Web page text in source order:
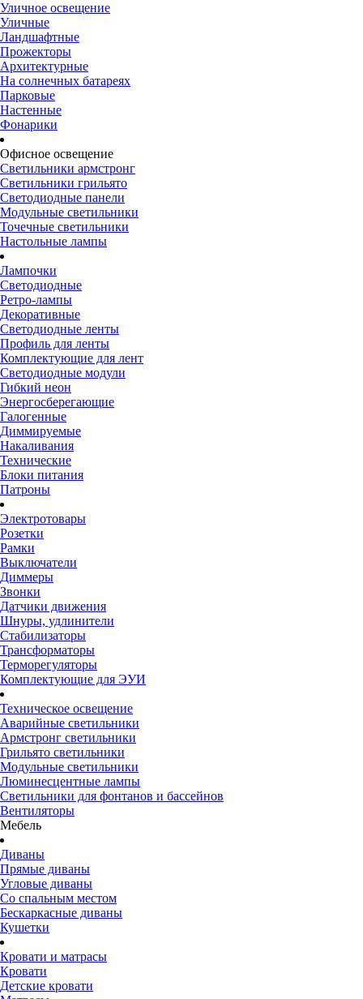
Уличное освещение
Уличные
Ландшафтные
Прожекторы
Архитектурные
На солнечных батареях
Парковые
Настенные
Фонарики
Офисное освещение
Светильники армстронг
Светильники грильято
Светодиодные панели
Модульные светильники
Точечные светильники
Настольные лампы
Лампочки
Светодиодные
Ретро-лампы
Декоративные
Светодиодные ленты
Профиль для ленты
Комплектующие для лент
Светодиодные модули
Гибкий неон
Энергосберегающие
Галогенные
Диммируемые
Накаливания
Технические
Блоки питания
Патроны
Электротовары
Розетки
Рамки
Выключатели
Диммеры
Звонки
Датчики движения
Шнуры, удлинители
Стабилизаторы
Трансформаторы
Терморегуляторы
Комплектующие для ЭУИ
Техническое освещение
Аварийные светильники
Армстронг светильники
Грильято светильники
Модульные светильники
Люминесцентные лампы
Светильники для фонтанов и бассейнов
Вентиляторы
Мебель
Диваны
Прямые диваны
Угловые диваны
Со спальным местом
Бескаркасные диваны
Кушетки
Кровати и матрасы
Кровати
Детские кровати